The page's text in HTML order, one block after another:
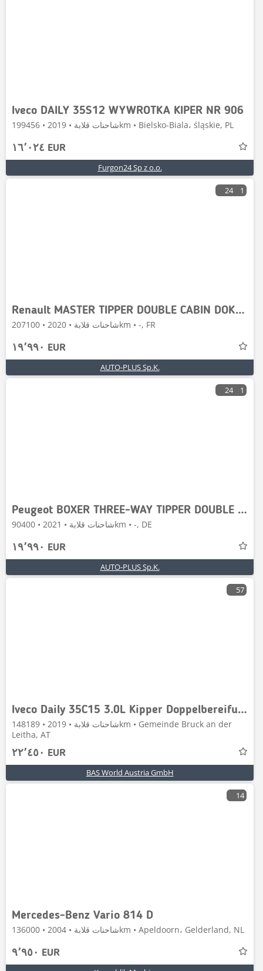
Iveco DAILY 35S12 WYWROTKA KIPER NR 906
شاحنات قلابة • 2019 • 199456km • Bielsko-Biala، śląskie, PL
١٦٬٠٢٤ EUR
Furgon24 Sp z o.o.
24 1
Renault MASTER TIPPER DOUBLE CABIN DOKA 6 SEATS
شاحنات قلابة • 2020 • 207100km • -, FR
١٩٬٩٩٠ EUR
AUTO-PLUS Sp.K.
24 1
Peugeot BOXER THREE-WAY TIPPER DOUBLE CABIN DOKA 7 SEATS
شاحنات قلابة • 2021 • 90400km • -, DE
١٩٬٩٩٠ EUR
AUTO-PLUS Sp.K.
57
Iveco Daily 35C15 3.0L Kipper Doppelbereifung 3,5t AHK K
شاحنات قلابة • 2019 • 148189km • Gemeinde Bruck an der
Leitha, AT
٢٢٬٤٥٠ EUR
BAS World Austria GmbH
14
Mercedes-Benz Vario 814 D
شاحنات قلابة • 2004 • 136000km • Apeldoorn، Gelderland, NL
٩٬٩٥٠ EUR